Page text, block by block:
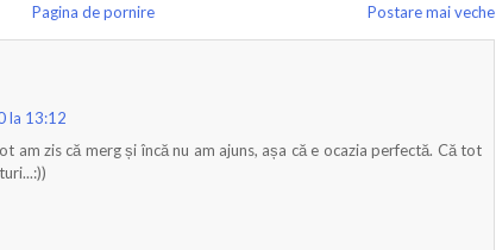
Postare mai veche
Pagina de pornire
la 13:12
am zis că merg și încă nu am ajuns, așa că e ocazia perfectă. Că tot